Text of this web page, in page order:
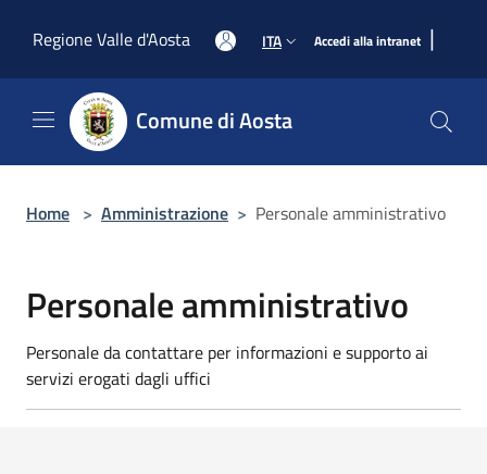
Regione Valle d'Aosta
ITA Accedi alla intranet |
Comune di Aosta
Home > Amministrazione > Personale amministrativo
Personale amministrativo
Personale da contattare per informazioni e supporto ai
servizi erogati dagli uffici